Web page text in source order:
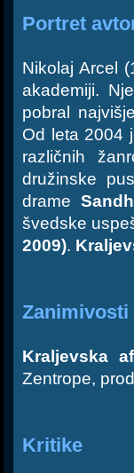
Portret
Nikolaj Arcel
akademiji.
pobral
Od leta 2004
različnih
družinske
drame
švedske
2009).
Zanimivosti
Kraljevska
Zentrope,
Kritike